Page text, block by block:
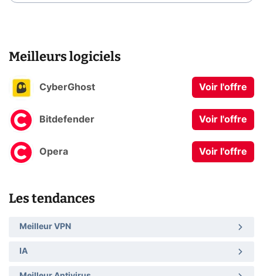
Meilleurs logiciels
CyberGhost Voir l'offre
Bitdefender Voir l'offre
Opera Voir l'offre
Les tendances
Meilleur VPN
IA